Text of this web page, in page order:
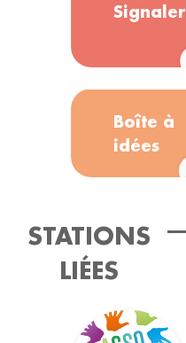
Signaler
Boîte à
idées
STATIONS
LIÉES